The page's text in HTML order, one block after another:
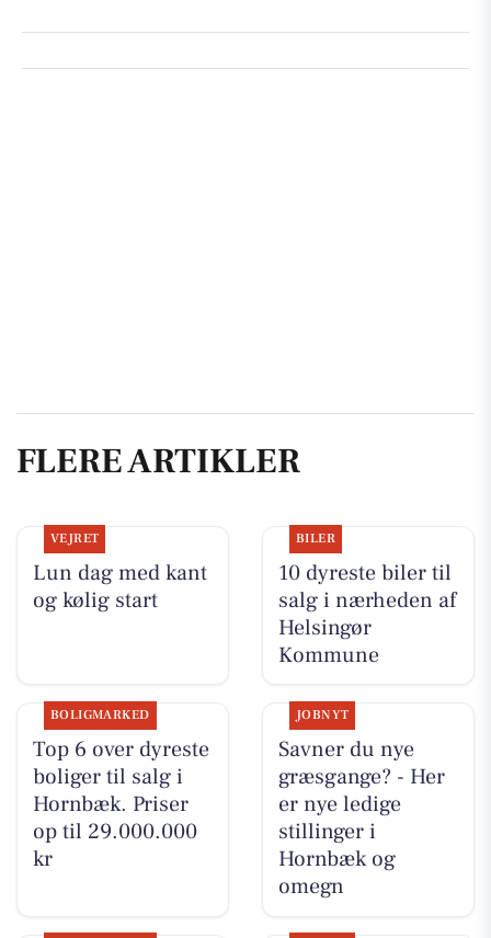
FLERE ARTIKLER
VEJRET
Lun dag med kant
og kølig start
BILER
10 dyreste biler til
salg i nærheden af
Helsingør
Kommune
BOLIGMARKED
Top 6 over dyreste
boliger til salg i
Hornbæk. Priser
op til 29.000.000
kr
JOBNYT
Savner du nye
græsgange? - Her
er nye ledige
stillinger i
Hornbæk og
omegn